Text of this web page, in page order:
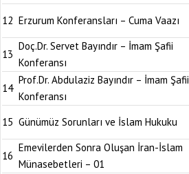
12 Erzurum Konferansları – Cuma Vaazı
13
Doç.Dr. Servet Bayındır – İmam Şafii
Konferansı
14
Prof.Dr. Abdulaziz Bayındır – İmam Şafii
Konferansı
15 Günümüz Sorunları ve İslam Hukuku
16
Emevilerden Sonra Oluşan İran-İslam
Münasebetleri – 01